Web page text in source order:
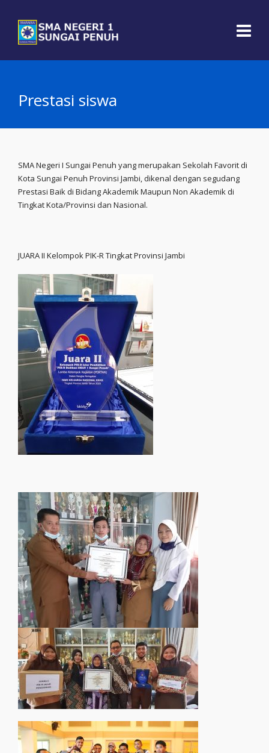
Prestasi siswa
SMA Negeri I Sungai Penuh yang merupakan Sekolah Favorit di
Kota Sungai Penuh Provinsi Jambi, dikenal dengan segudang
Prestasi Baik di Bidang Akademik Maupun Non Akademik di
Tingkat Kota/Provinsi dan Nasional.
JUARA II Kelompok PIK-R Tingkat Provinsi Jambi